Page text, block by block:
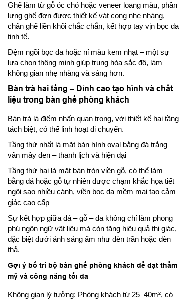
Ghế làm từ gỗ óc chó hoặc veneer loang màu, phần
lưng ghế đơn được thiết kế vát cong nhẹ nhàng,
chân ghế liền khối chắc chắn, kết hợp tay vịn bọc da
tinh tế.
Đệm ngồi bọc da hoặc nỉ màu kem nhạt – một sự
lựa chọn thông minh giúp trung hòa sắc độ, làm
không gian nhẹ nhàng và sáng hơn.
Bàn trà hai tầng – Đỉnh cao tạo hình và chất
liệu trong bàn ghế phòng khách
Bàn trà là điểm nhấn quan trọng, với thiết kế hai tầng
tách biệt, có thể linh hoạt di chuyển.
Tầng thứ nhất là mặt bàn hình oval bằng đá trắng
vân mây đen – thanh lịch và hiện đại
Tầng thứ hai là mặt bàn tròn viền gỗ, có thể làm
bằng đá hoặc gỗ tự nhiên được chạm khắc họa tiết
ngôi sao nhiều cánh, viền bọc da mềm mại tạo cảm
giác cao cấp
Sự kết hợp giữa đá – gỗ – da không chỉ làm phong
phú ngôn ngữ vật liệu mà còn tăng hiệu quả thị giác,
đặc biệt dưới ánh sáng ấm như đèn trần hoặc đèn
thả.
Gợi ý bố trí bộ bàn ghế phòng khách để đạt thẩm
mỹ và công năng tối đa
Không gian lý tưởng: Phòng khách từ 25–40m², có